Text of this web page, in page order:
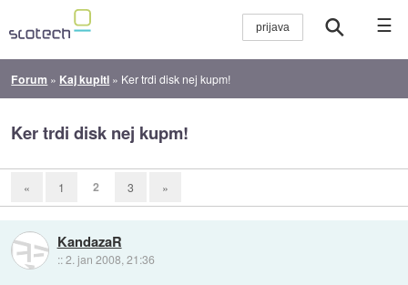
☰
Forum » Kaj kupiti » Ker trdi disk nej kupm!
Ker trdi disk nej kupm!
« 1 2 3 »
KandazaR
::2. jan 2008, 21:36